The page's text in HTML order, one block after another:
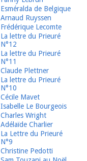
Esméralda de Belgique
Arnaud Ruyssen
Frédérique Lecomte
La lettre du Prieuré
N°12
La lettre du Prieuré
N°11
Claude Plettner
La lettre du Prieuré
N°10
Cécile Mavet
Isabelle Le Bourgeois
Charles Wright
Adélaïde Charlier
La Lettre du Prieuré
N°9
Christine Pedotti